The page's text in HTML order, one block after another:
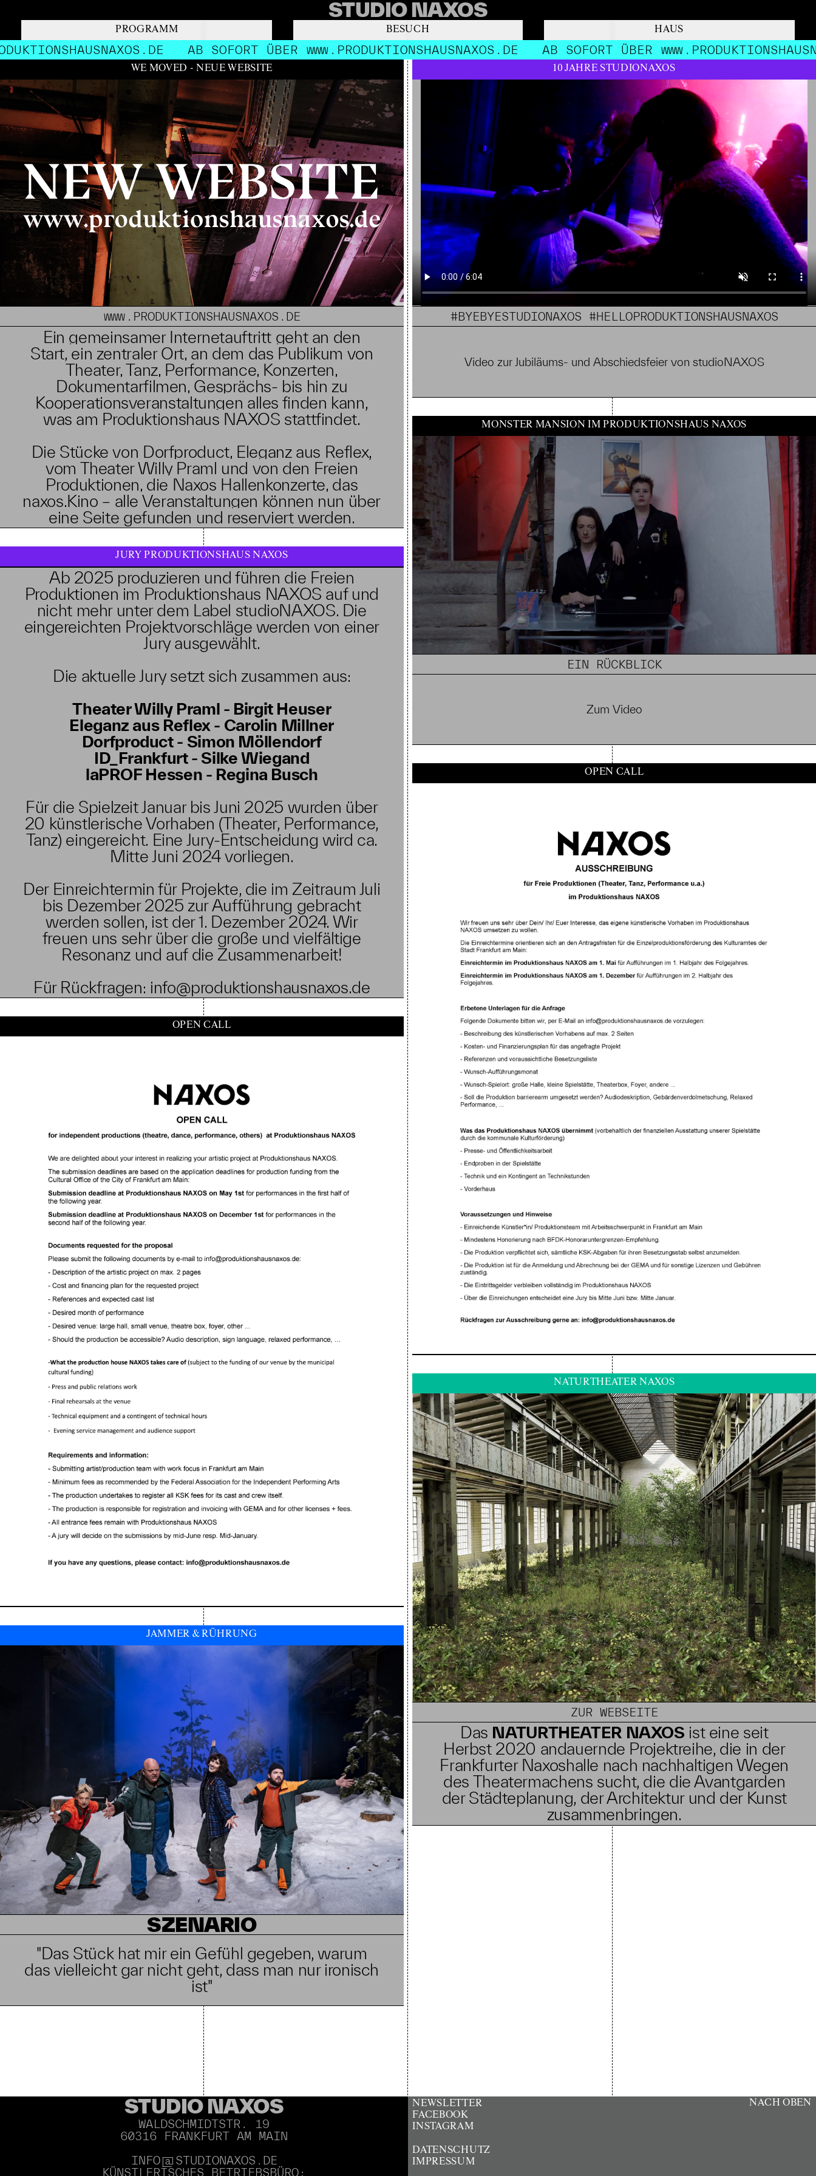
STUDIO NAXOS
PROGRAMM BESUCH HAUS
AB SOFORT ÜBER WWW.PRODUKTIONSHAUSNAXOS.DE AB SOFORT ÜBER
WE MOVED - NEUE WEBSITE
WWW.PRODUKTIONSHAUSNAXOS.DE
Ein gemeinsamer Internetauftritt geht an den
Start, ein zentraler Ort, an dem das Publikum von
Theater, Tanz, Performance, Konzerten,
Dokumentarfilmen, Gesprächs- bis hin zu
Kooperationsveranstaltungen alles finden kann,
was am Produktionshaus NAXOS stattfindet.
Die Stücke von Dorfproduct, Eleganz aus Reflex,
vom Theater Willy Praml und von den Freien
Produktionen, die Naxos Hallenkonzerte, das
naxos.Kino – alle Veranstaltungen können nun über
eine Seite gefunden und reserviert werden.
JURY PRODUKTIONSHAUS NAXOS
Ab 2025 produzieren und führen die Freien
Produktionen im Produktionshaus NAXOS auf und
nicht mehr unter dem Label studioNAXOS. Die
eingereichten Projektvorschläge werden von einer
Jury ausgewählt.
Die aktuelle Jury setzt sich zusammen aus:
Theater Willy Praml - Birgit Heuser
Eleganz aus Reflex - Carolin Millner
Dorfproduct - Simon Möllendorf
ID_Frankfurt - Silke Wiegand
laPROF Hessen - Regina Busch
Für die Spielzeit Januar bis Juni 2025 wurden über
20 künstlerische Vorhaben (Theater, Performance,
Tanz) eingereicht. Eine Jury-Entscheidung wird ca.
Mitte Juni 2024 vorliegen.
Der Einreichtermin für Projekte, die im Zeitraum Juli
bis Dezember 2025 zur Aufführung gebracht
werden sollen, ist der 1. Dezember 2024. Wir
freuen uns sehr über die große und vielfältige
Resonanz und auf die Zusammenarbeit!
Für Rückfragen: info@produktionshausnaxos.de
OPEN CALL
JAMMER & RÜHRUNG
SZENARIO
"Das Stück hat mir ein Gefühl gegeben, warum
das vielleicht gar nicht geht, dass man nur ironisch
ist"
10 JAHRE STUDIONAXOS
#BYEBYESTUDIONAXOS #HELLOPRODUKTIONSHAUSNAXOS
Video zur Jubiläums- und Abschiedsfeier von studioNAXOS
MONSTER MANSION IM PRODUKTIONSHAUS NAXOS
EIN RÜCKBLICK
Zum Video
OPEN CALL
NATURTHEATER NAXOS
ZUR WEBSEITE
Das NATURTHEATER NAXOS ist eine seit
Herbst 2020 andauernde Projektreihe, die in der
Frankfurter Naxoshalle nach nachhaltigen Wegen
des Theatermachens sucht, die die Avantgarden
der Städteplanung, der Architektur und der Kunst
zusammenbringen.
STUDIO NAXOS
WALDSCHMIDTSTR. 19
60316 FRANKFURT AM MAIN
INFO@STUDIONAXOS.DE
KÜNSTLERISCHES BETRIEBSBÜRO:
NEWSLETTER
FACEBOOK
INSTAGRAM
DATENSCHUTZ
IMPRESSUM
NACH OBEN